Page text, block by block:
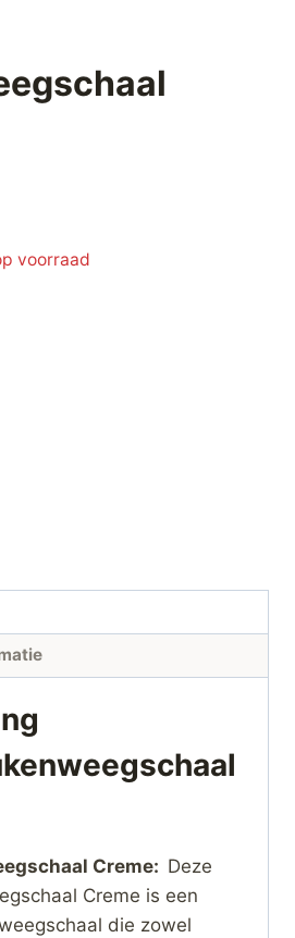
voorraad
Creme: Deze
Creme is een
die zowel